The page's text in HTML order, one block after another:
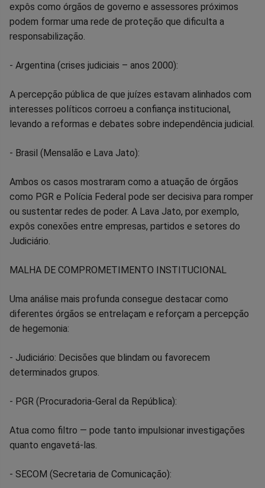
expôs como órgãos de governo e assessores próximos
podem formar uma rede de proteção que dificulta a
responsabilização.
- Argentina (crises judiciais – anos 2000):
A percepção pública de que juízes estavam alinhados com
interesses políticos corroeu a confiança institucional,
levando a reformas e debates sobre independência judicial.
- Brasil (Mensalão e Lava Jato):
Ambos os casos mostraram como a atuação de órgãos
como PGR e Polícia Federal pode ser decisiva para romper
ou sustentar redes de poder. A Lava Jato, por exemplo,
expôs conexões entre empresas, partidos e setores do
Judiciário.
MALHA DE COMPROMETIMENTO INSTITUCIONAL
Uma análise mais profunda consegue destacar como
diferentes órgãos se entrelaçam e reforçam a percepção
de hegemonia:
- Judiciário: Decisões que blindam ou favorecem
determinados grupos.
- PGR (Procuradoria-Geral da República):
Atua como filtro — pode tanto impulsionar investigações
quanto engavetá-las.
- SECOM (Secretaria de Comunicação):